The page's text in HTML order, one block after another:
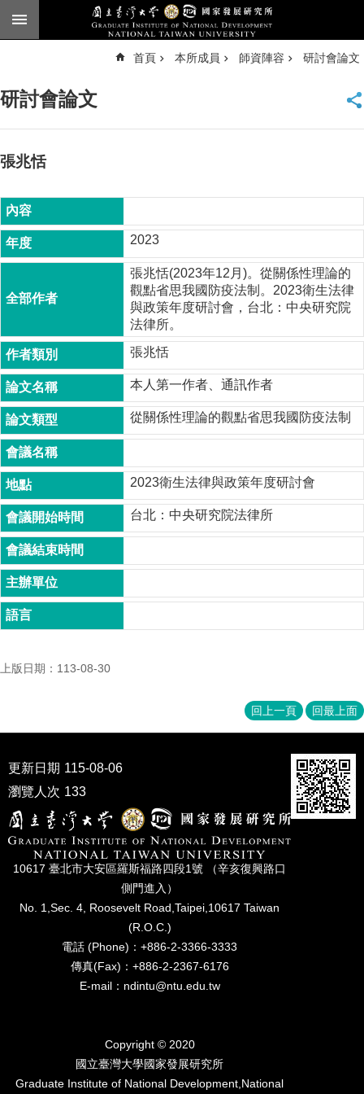
跳到主要內容區塊
臺
頁
公
告
本
簡
本
所
成
員
博
士
班
碩
士
班
在
職
專
班
研
家
展
研
期
刊
口
專
首頁 本所成員 師資陣容 研討會論文
研討會論文
張兆恬
2023
張兆恬(2023年12月)。從關係性理論的
觀點省思我國防疫法制。2023衛生法律
與政策年度研討會，台北：中央研究院
法律所。
張兆恬
本人第一作者、通訊作者
從關係性理論的觀點省思我國防疫法制
2023衛生法律與政策年度研討會
台北：中央研究院法律所
上版日期：113-08-30
回上一頁 回最上面
更新日期 115-08-06
瀏覽人次 133
10617 臺北市⼤安區羅斯福路四段1號 （辛亥復興路⼝
側⾨進入）
No. 1,Sec. 4, Roosevelt Road,Taipei,10617 Taiwan
(R.O.C.)
電話 (Phone)：+886-2-3366-3333
傳真(Fax)：+886-2-2367-6176
E-mail：ndintu@ntu.edu.tw
Copyright © 2020
國立臺灣⼤學國家發展研究所
Graduate Institute of National Development,National